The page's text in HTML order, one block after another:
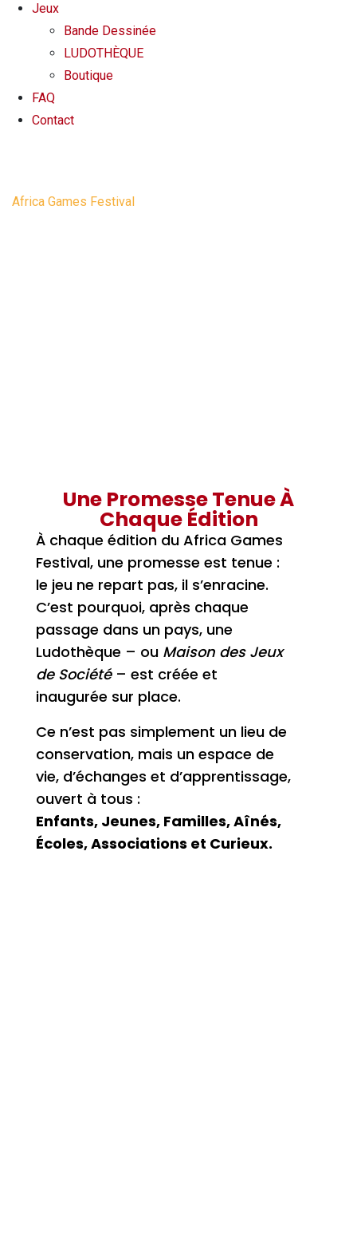
Jeux
Bande Dessinée
LUDOTHÈQUE
Boutique
FAQ
Contact
Africa Games Festival
Une Promesse Tenue À
Chaque Édition
À chaque édition du Africa Games
Festival, une promesse est tenue :
le jeu ne repart pas, il s’enracine.
C’est pourquoi, après chaque
passage dans un pays, une
Ludothèque – ou Maison des Jeux
de Société– est créée et
inaugurée sur place.
Ce n’est pas simplement un lieu de
conservation, mais un espace de
vie, d’échanges et d’apprentissage,
ouvert à tous :
Enfants, Jeunes, Familles, Aînés,
Écoles, Associations et Curieux.